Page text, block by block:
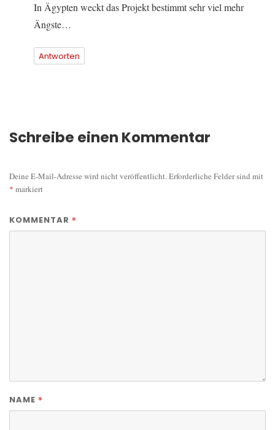
In Ägypten weckt das Projekt bestimmt sehr viel mehr
Ängste…
Antworten
Schreibe einen Kommentar
Deine E-Mail-Adresse wird nicht veröffentlicht.Erforderliche Felder sind mit
* markiert
KOMMENTAR *
NAME *